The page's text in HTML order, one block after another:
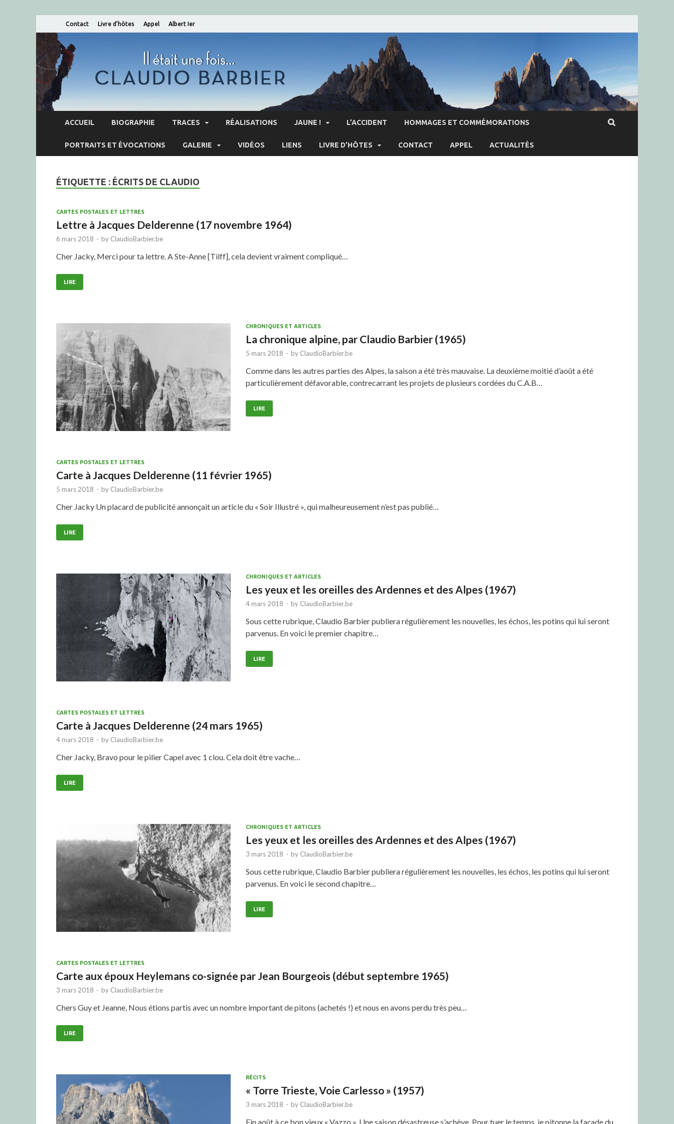
Contact Livre d’hôtes Appel Albert Ier
ACCUEIL BIOGRAPHIE TRACES RÉALISATIONS JAUNE ! L’ACCIDENT HOMMAGES ET COMMÉMORATIONS
PORTRAITS ET ÉVOCATIONS GALERIE VIDÉOS LIENS LIVRE D’HÔTES CONTACT APPEL ACTUALITÉS
ÉTIQUETTE : ÉCRITS DE CLAUDIO
CARTES POSTALES ET LETTRES
Lettre à Jacques Delderenne (17 novembre 1964)
6 mars 2018 - by ClaudioBarbier.be
Cher Jacky, Merci pour ta lettre. A Ste-Anne [Tilff], cela devient vraiment compliqué…
LIRE
CHRONIQUES ET ARTICLES
La chronique alpine, par Claudio Barbier (1965)
5 mars 2018 - by ClaudioBarbier.be
Comme dans les autres parties des Alpes, la saison a été très mauvaise. La deuxième moitié d’août a été
particulièrement défavorable, contrecarrant les projets de plusieurs cordées du C.A.B…
LIRE
CARTES POSTALES ET LETTRES
Carte à Jacques Delderenne (11 février 1965)
5 mars 2018 - by ClaudioBarbier.be
Cher Jacky Un placard de publicité annonçait un article du « Soir Illustré », qui malheureusement n’est pas publié…
LIRE
CHRONIQUES ET ARTICLES
Les yeux et les oreilles des Ardennes et des Alpes (1967)
4 mars 2018 - by ClaudioBarbier.be
Sous cette rubrique, Claudio Barbier publiera régulièrement les nouvelles, les échos, les potins qui lui seront
parvenus. En voici le premier chapitre…
LIRE
CARTES POSTALES ET LETTRES
Carte à Jacques Delderenne (24 mars 1965)
4 mars 2018 - by ClaudioBarbier.be
Cher Jacky, Bravo pour le pilier Capel avec 1 clou. Cela doit être vache…
LIRE
CHRONIQUES ET ARTICLES
Les yeux et les oreilles des Ardennes et des Alpes (1967)
3 mars 2018 - by ClaudioBarbier.be
Sous cette rubrique, Claudio Barbier publiera régulièrement les nouvelles, les échos, les potins qui lui seront
parvenus. En voici le second chapitre…
LIRE
CARTES POSTALES ET LETTRES
Carte aux époux Heylemans co-signée par Jean Bourgeois (début septembre 1965)
3 mars 2018 - by ClaudioBarbier.be
Chers Guy et Jeanne, Nous étions partis avec un nombre important de pitons (achetés !) et nous en avons perdu très peu…
LIRE
RÉCITS
« Torre Trieste, Voie Carlesso » (1957)
3 mars 2018 - by ClaudioBarbier.be
Fin août à ce bon vieux « Vazzo ». Une saison désastreuse s’achève. Pour tuer le temps, je pitonne la façade du